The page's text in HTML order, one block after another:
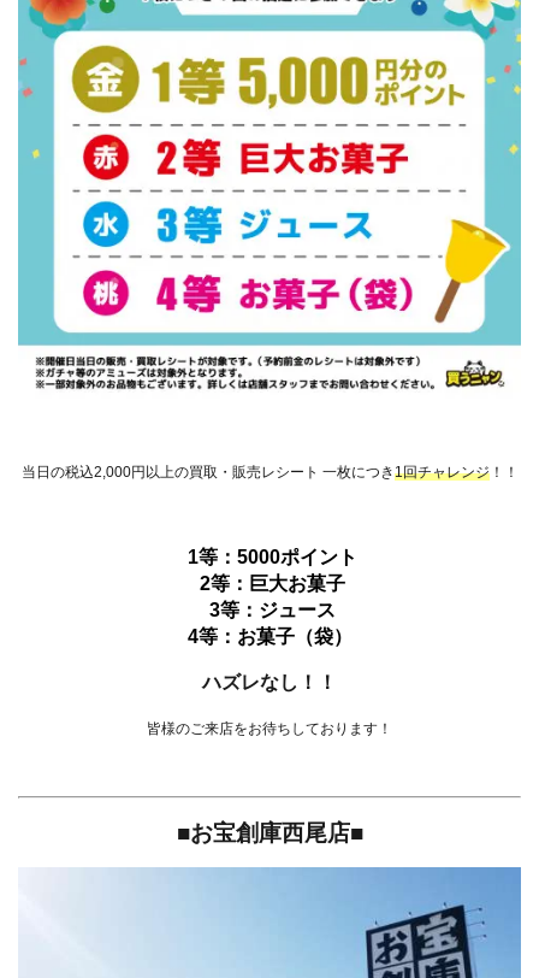
当日の税込2,000円以上の買取・販売レシート 一枚につき1回チャレンジ！！
1等：5000ポイント
2等：巨大お菓子
3等：ジュース
4等：お菓子（袋）
ハズレなし！！
皆様のご来店をお待ちしております！
■お宝創庫西尾店■